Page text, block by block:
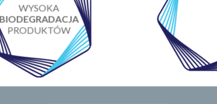
WYSOKA
BIODEGRADACJA
PRODUKTÓW